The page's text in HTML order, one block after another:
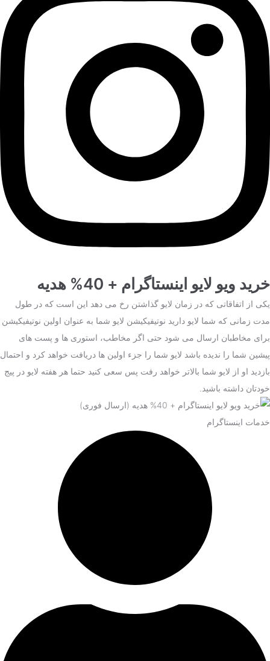
خرید ویو لایو اینستاگرام + 40% هدیه
یکی از اتفاقاتی که در زمان لایو گذاشتن رخ می دهد این است که در طول
مدت زمانی که شما لایو دارید نوتیفیکیشن لایو شما به عنوان اولین نوتیفیکیشن
برای مخاطبان ارسال می شود حتی اگر مخاطب، استوری ها و پست های
پیشین شما را ندیده باشد لایو شما را جزء اولین ها دریافت خواهد کرد و احتمال
بازدید او از لایو شما بالاتر خواهد رفت پس سعی کنید حتما هر هفته لایو در پیج
خودتان داشته باشید.
خدمات اینستاگرام